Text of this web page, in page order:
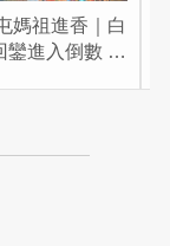
媽祖進香｜白
鑾進入倒數 預